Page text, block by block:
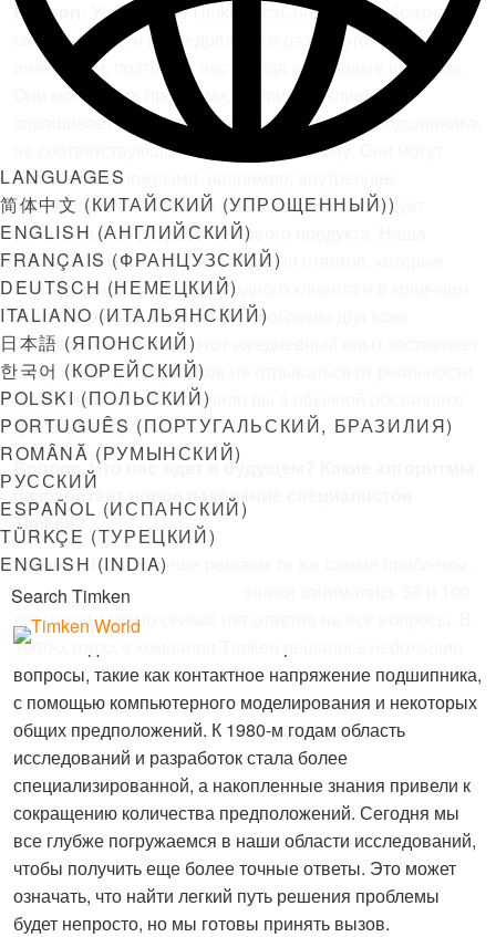
LANGUAGES
简体中文 (КИТАЙСКИЙ (УПРОЩЕННЫЙ))
ENGLISH (АНГЛИЙСКИЙ)
FRANÇAIS (ФРАНЦУЗСКИЙ)
DEUTSCH (НЕМЕЦКИЙ)
ITALIANO (ИТАЛЬЯНСКИЙ)
日本語 (ЯПОНСКИЙ)
한국어 (КОРЕЙСКИЙ)
POLSKI (ПОЛЬСКИЙ)
PORTUGUÊS (ПОРТУГАЛЬСКИЙ, БРАЗИЛИЯ)
ROMÂNĂ (РУМЫНСКИЙ)
РУССКИЙ
ESPAÑOL (ИСПАНСКИЙ)
TÜRKÇE (ТУРЕЦКИЙ)
ENGLISH (INDIA)
Hannon:
У компании Timken есть надежная обратная
связь в области исследований и разработок, а также
инженерии, поэтому у нас всегда есть новые вопросы.
Они могут быть простыми, например, клиент
спрашивает о пусковом крутящем моменте подшипника,
не соответствующем смоделированному. Они могут
быть более сложными, например, внутреннее
обсуждение о том, какие законы вязкости следует
учитывать при разработке нового продукта. Наша
работа заключается в нахождении ответов, которые
помогут решить проблему одного клиента и в конечном
итоге устранить возможные проблемы для всех
остальных клиентов. Этот ежедневный опыт заставляет
нашу команду теоретиков не отрываться от реальности.
Это то, чего мы не получили бы в обычной обстановке
для научной работы.
Вопрос. Что нас ждет в будущем? Какие алгоритмы
разработает новое поколение специалистов
Timken?
Hannon:Пока мы еще решаем те же самые проблемы,
которыми наши предшественники занимались 50 и 100
лет назад. Прямо сейчас нет ответов на все вопросы. В
1960-х годах в компании Timken решались небольшие
вопросы, такие как контактное напряжение подшипника,
с помощью компьютерного моделирования и некоторых
общих предположений. К 1980-м годам область
исследований и разработок стала более
специализированной, а накопленные знания привели к
сокращению количества предположений. Сегодня мы
все глубже погружаемся в наши области исследований,
чтобы получить еще более точные ответы. Это может
означать, что найти легкий путь решения проблемы
будет непросто, но мы готовы принять вызов.